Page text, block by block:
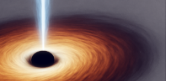
Das
Science Advances veröffentlichte
10.1126/sciadv.adw8462)
oder Dampfturbinen sind
Sie wandeln thermische